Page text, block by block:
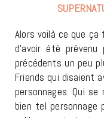
Alors voilà ce que
d’avoir été
précédents un peu
Friends qui disaient
personnages. Qui
bien tel personnage